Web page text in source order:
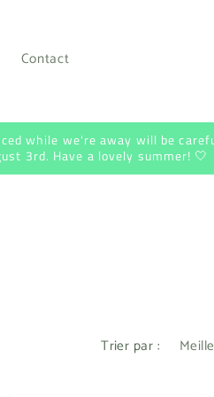
Contact
while we're away will be
3rd. Have a lovely summer! 🤍
Trier par :